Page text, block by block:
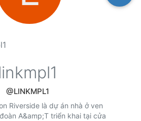
@LINKMPL1
Riverside là dự án nhà ở ven
A&amp;T triển khai tại cửa